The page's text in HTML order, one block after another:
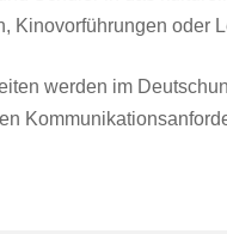
Kinovorführungen oder
werden im